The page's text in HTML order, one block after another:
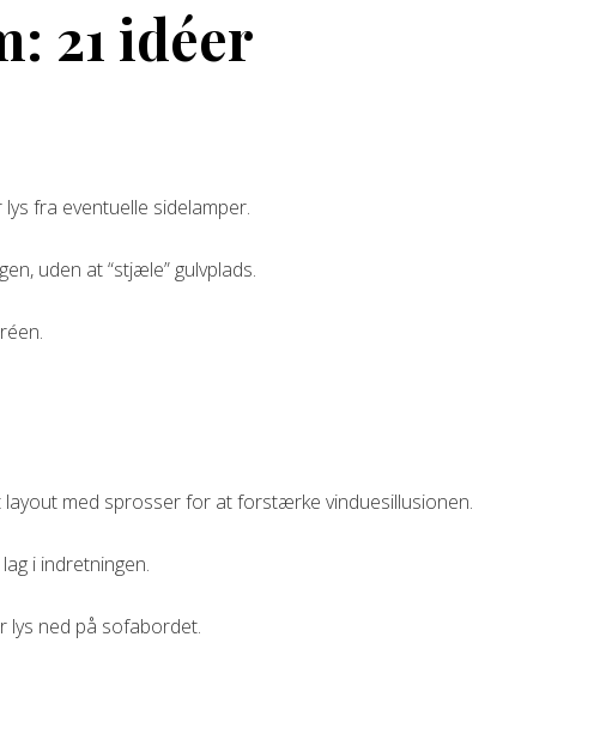
21 idéer
fra eventuelle sidelamper.
uden at “stjæle” gulvplads.
med sprosser for at forstærke vinduesillusionen.
i indretningen.
lys ned på sofabordet.